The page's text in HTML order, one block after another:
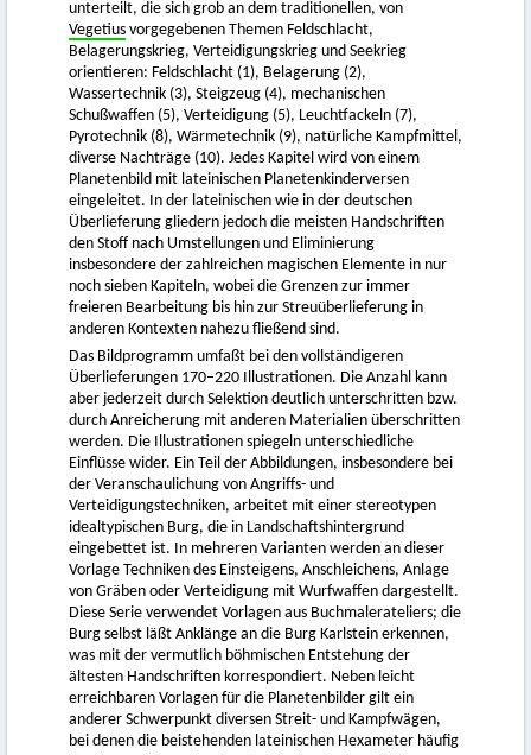
unterteilt, die sich grob an dem traditionellen, von
Vegetius vorgegebenen Themen Feldschlacht,
Belagerungskrieg, Verteidigungskrieg und Seekrieg
orientieren: Feldschlacht (1), Belagerung (2),
Wassertechnik (3), Steigzeug (4), mechanischen
Schußwaffen (5), Verteidigung (5), Leuchtfackeln (7),
Pyrotechnik (8), Wärmetechnik (9), natürliche Kampfmittel,
diverse Nachträge (10). Jedes Kapitel wird von einem
Planetenbild mit lateinischen Planetenkinderversen
eingeleitet. In der lateinischen wie in der deutschen
Überlieferung gliedern jedoch die meisten Handschriften
den Stoff nach Umstellungen und Eliminierung
insbesondere der zahlreichen magischen Elemente in nur
noch sieben Kapiteln, wobei die Grenzen zur immer
freieren Bearbeitung bis hin zur Streuüberlieferung in
anderen Kontexten nahezu fließend sind.
Das Bildprogramm umfaßt bei den vollständigeren
Überlieferungen 170–220 Illustrationen. Die Anzahl kann
aber jederzeit durch Selektion deutlich unterschritten bzw.
durch Anreicherung mit anderen Materialien überschritten
werden. Die Illustrationen spiegeln unterschiedliche
Einflüsse wider. Ein Teil der Abbildungen, insbesondere bei
der Veranschaulichung von Angriffs- und
Verteidigungstechniken, arbeitet mit einer stereotypen
idealtypischen Burg, die in Landschaftshintergrund
eingebettet ist. In mehreren Varianten werden an dieser
Vorlage Techniken des Einsteigens, Anschleichens, Anlage
von Gräben oder Verteidigung mit Wurfwaffen dargestellt.
Diese Serie verwendet Vorlagen aus Buchmalerateliers; die
Burg selbst läßt Anklänge an die Burg Karlstein erkennen,
was mit der vermutlich böhmischen Entstehung der
ältesten Handschriften korrespondiert. Neben leicht
erreichbaren Vorlagen für die Planetenbilder gilt ein
anderer Schwerpunkt diversen Streit- und Kampfwägen,
bei denen die beistehenden lateinischen Hexameter häufig